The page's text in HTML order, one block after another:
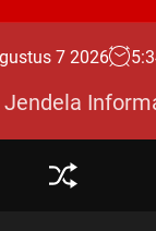
7 2026 5:
S